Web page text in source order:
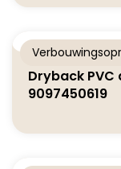
Dryback
9097450619